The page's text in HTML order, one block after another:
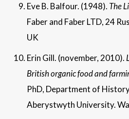
Eve B. Balfour. (1948). The
Faber and Faber LTD, 24
UK
Erin Gill. (november, 2010).
British organic food and
PhD, Department of
Aberystwyth University.